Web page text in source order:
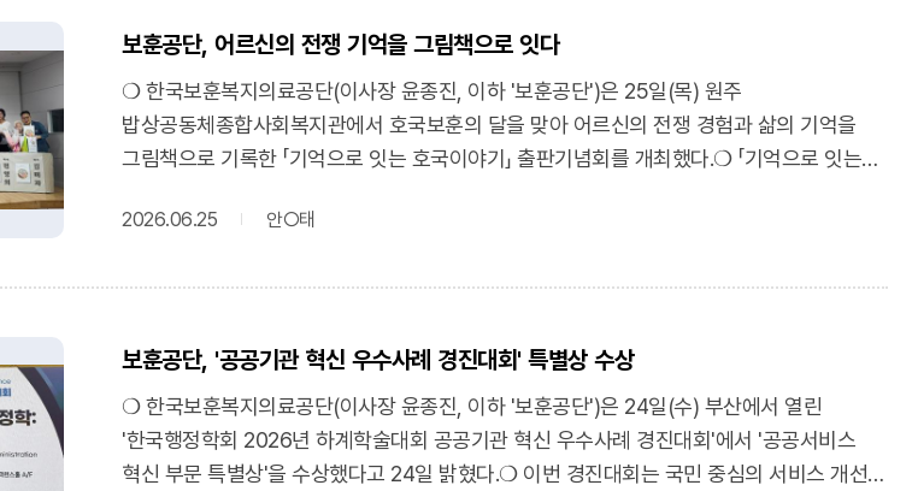
연속 우수 등급을 받으며 변함없는 사업 운영의 내실을 증명했다.❍ 특히, 복권위원회의
브랜드 사업 기조에 발맞춰 관련 지원을 선제적으로 이끈 점이 높은 평가를 받았다.
보훈공단은 전국 6개 보훈병원을 중심으로 취약·소외계층 국가유공자에게 전문
의료서비스를 제공하고 시설 현대화를 이끌었다. 또한, 보훈가족 주거환경개선사업을
질을 높이는 데 중추적인 역할을 수행하고 있다.❍ 보훈공단 윤종진 이사장은 "2년 연속 종합
있다는 의미"라며, "앞으로도 성과 중심의 투명한 사업 운영으로 공익적 가치를 높이고,
밝혔다.(문화일보) 보훈공단, 복권기금 성과평가 종합 2위…2027년도 배분금 927억 확보
https://www.munhwa.com/article/11598571?
보훈공단, 어르신의 전쟁 기억을 그림책으로 잇다
❍ 한국보훈복지의료공단(이사장 윤종진, 이하 '보훈공단')은 25일(목) 원주
밥상공동체종합사회복지관에서 호국보훈의 달을 맞아 어르신의 전쟁 경험과 삶의 기억을
그림책으로 기록한 「기억으로 잇는 호국이야기」 출판기념회를 개최했다.❍ 「기억으로 잇는
표현해 책으로 제작하고, 이를 통해 세대 간 공감대 형성 및 보훈문화 확산을 도모하는
사업을 운영하는 밥상공동체종합사회복지관과 원주 지역 문화예술 사회적협동조합인
그림책 감상, 이야기 나눔, 글쓰기, 그림 작업 등 창작 활동에 참여했으며, 그 결과 총 9권의
그림책이 완성됐다.❍ 이날 출판기념회에서는 참여 어르신 소개, 그림책 낭독, 활동 소감
발표, 수료증 전달, 그림책 전시 등이 진행됐으며, 협업 기관 관계자와 가족, 지역주민이 함께
어르신들의 이야기에 공감하는 시간을 가졌다.❍ 그림책 제작에 참여한 89세의 한 작가는
2026.06.25 안○태
보훈공단, '공공기관 혁신 우수사례 경진대회' 특별상 수상
❍ 한국보훈복지의료공단(이사장 윤종진, 이하 '보훈공단')은 24일(수) 부산에서 열린
'한국행정학회 2026년 하계학술대회 공공기관 혁신 우수사례 경진대회'에서 '공공서비스
혁신 부문 특별상'을 수상했다고 24일 밝혔다.❍ 이번 경진대회는 국민 중심의 서비스 개선과